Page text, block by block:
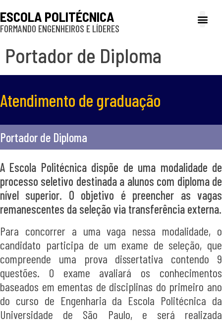
ESCOLA POLITÉCNICA
FORMANDO ENGENHEIROS E LÍDERES
Portador de Diploma
Atendimento de graduação
Portador de Diploma
A Escola Politécnica dispõe de uma modalidade de
processo seletivo destinada a alunos com diploma de
nível superior. O objetivo é preencher as vagas
remanescentes da seleção via transferência externa.
Para concorrer a uma vaga nessa modalidade, o
candidato participa de um exame de seleção, que
compreende uma prova dissertativa contendo 9
questões. O exame avaliará os conhecimentos
baseados em ementas de disciplinas do primeiro ano
do curso de Engenharia da Escola Politécnica da
Universidade de São Paulo, e será realizada